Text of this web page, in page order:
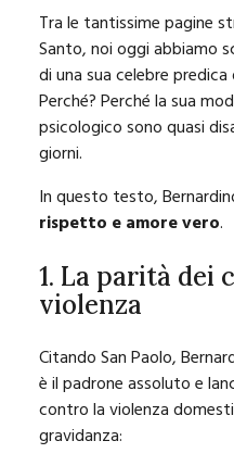
Tra le tantissime pagine
Santo, noi oggi abbiamo
di una sua celebre
Perché? Perché la sua
psicologico sono quasi
giorni.
In questo testo,
rispetto e amore vero.
1. La parità dei
violenza
Citando San Paolo,
è il padrone assoluto e
contro la violenza
gravidanza: